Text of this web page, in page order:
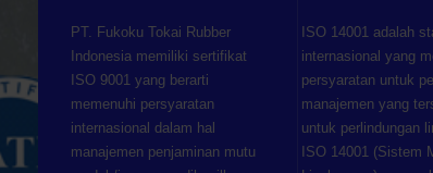
PT. Fukoku Tokai Rubber
Indonesia memiliki sertifikat
ISO 9001 yang berarti
memenuhi persyaratan
internasional dalam hal
manajemen penjaminan mutu
ISO 14001 adalah
internasional yang
persyaratan untuk
manajemen yang
untuk perlindungan
ISO 14001 (Sistem